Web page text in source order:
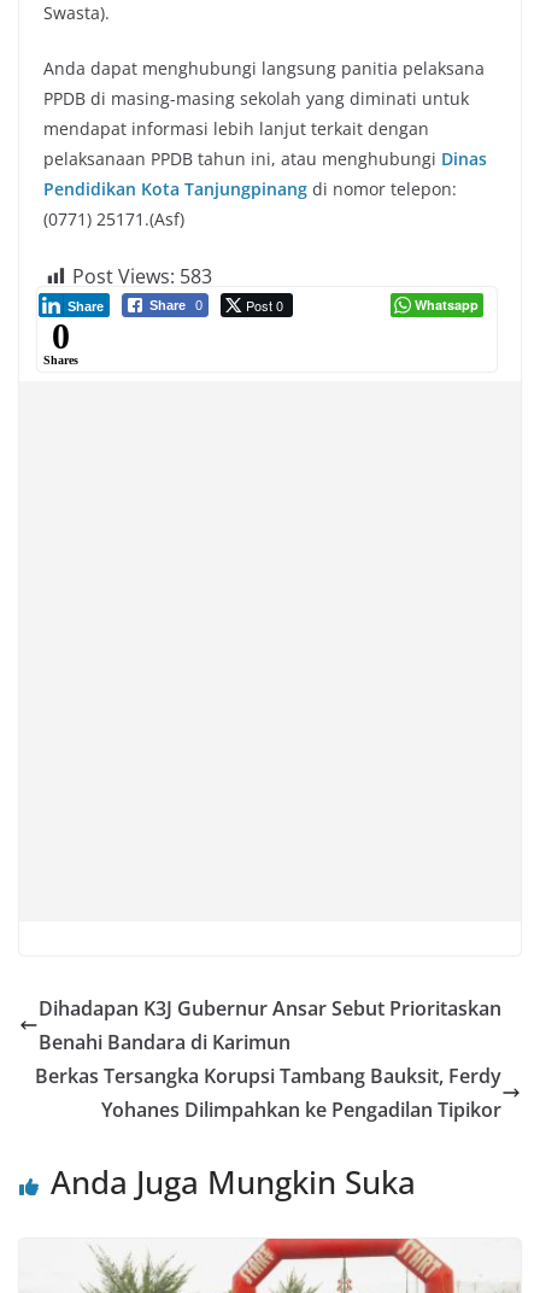
Swasta).
Anda dapat menghubungi langsung panitia pelaksana
PPDB di masing-masing sekolah yang diminati untuk
mendapat informasi lebih lanjut terkait dengan
pelaksanaan PPDB tahun ini, atau menghubungi Dinas
Pendidikan Kota Tanjungpinang di nomor telepon:
(0771) 25171.(Asf)
Post Views: 583
Share 0 Post 0
Share Whatsapp
0
Shares
Dihadapan K3J Gubernur Ansar Sebut Prioritaskan
Benahi Bandara di Karimun
Berkas Tersangka Korupsi Tambang Bauksit, Ferdy
Yohanes Dilimpahkan ke Pengadilan Tipikor
Anda Juga Mungkin Suka